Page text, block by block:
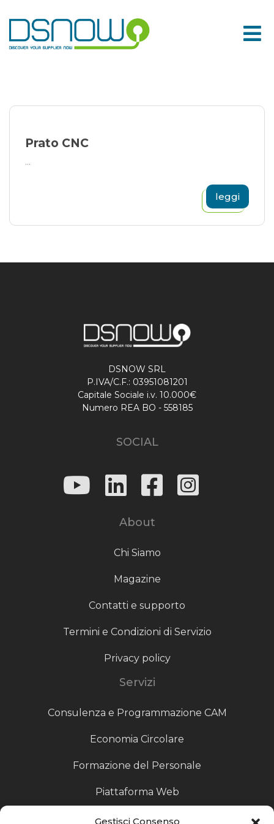
Gestisci Consenso
to
content
Prato CNC
...
leggi
DSNOW SRL
P.IVA/C.F.: 03951081201
Capitale Sociale i.v. 10.000€
Numero REA BO - 558185
SOCIAL
About
Chi Siamo
Magazine
Contatti e supporto
Termini e Condizioni di Servizio
Privacy policy
Servizi
Consulenza e Programmazione CAM
Economia Circolare
Formazione del Personale
Piattaforma Web
Scouting fornitori